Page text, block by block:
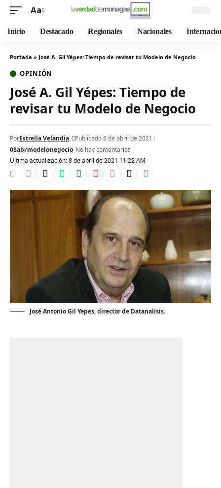
Aa
Inicio Destacado Regionales Nacionales
Portada » José A. Gil Yépes: Tiempo de revisar tu Modelo de Negocio
OPINIÓN
José A. Gil Yépes: Tiempo de
revisar tu Modelo de Negocio
Última actualización: 8 de abril de 2021 11:22 AM
PorEstrella Velandia
Publicado 8 de abril de 2021
08abrmodelonegocio No hay comentarios
José Antonio Gil Yepes, director de Datanalisis.